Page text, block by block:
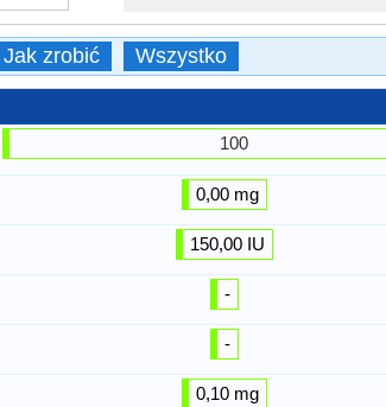
Jak zrobić Wszystko
100
0,00 mg
150,00 IU
-
-
0,10 mg